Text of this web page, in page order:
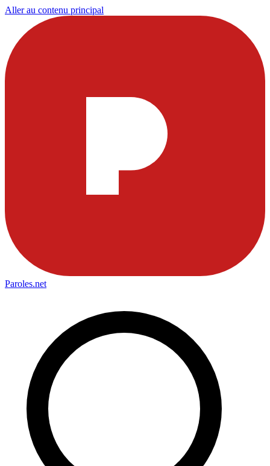
Aller au contenu principal
Paroles.net